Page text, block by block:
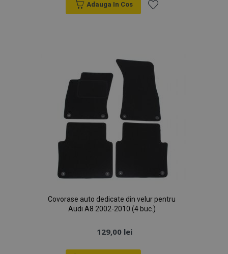
Adauga In Cos
Dorințe
Covorase auto dedicate din velur pentru
Audi A8 2002-2010 (4 buc.)
129,00 lei